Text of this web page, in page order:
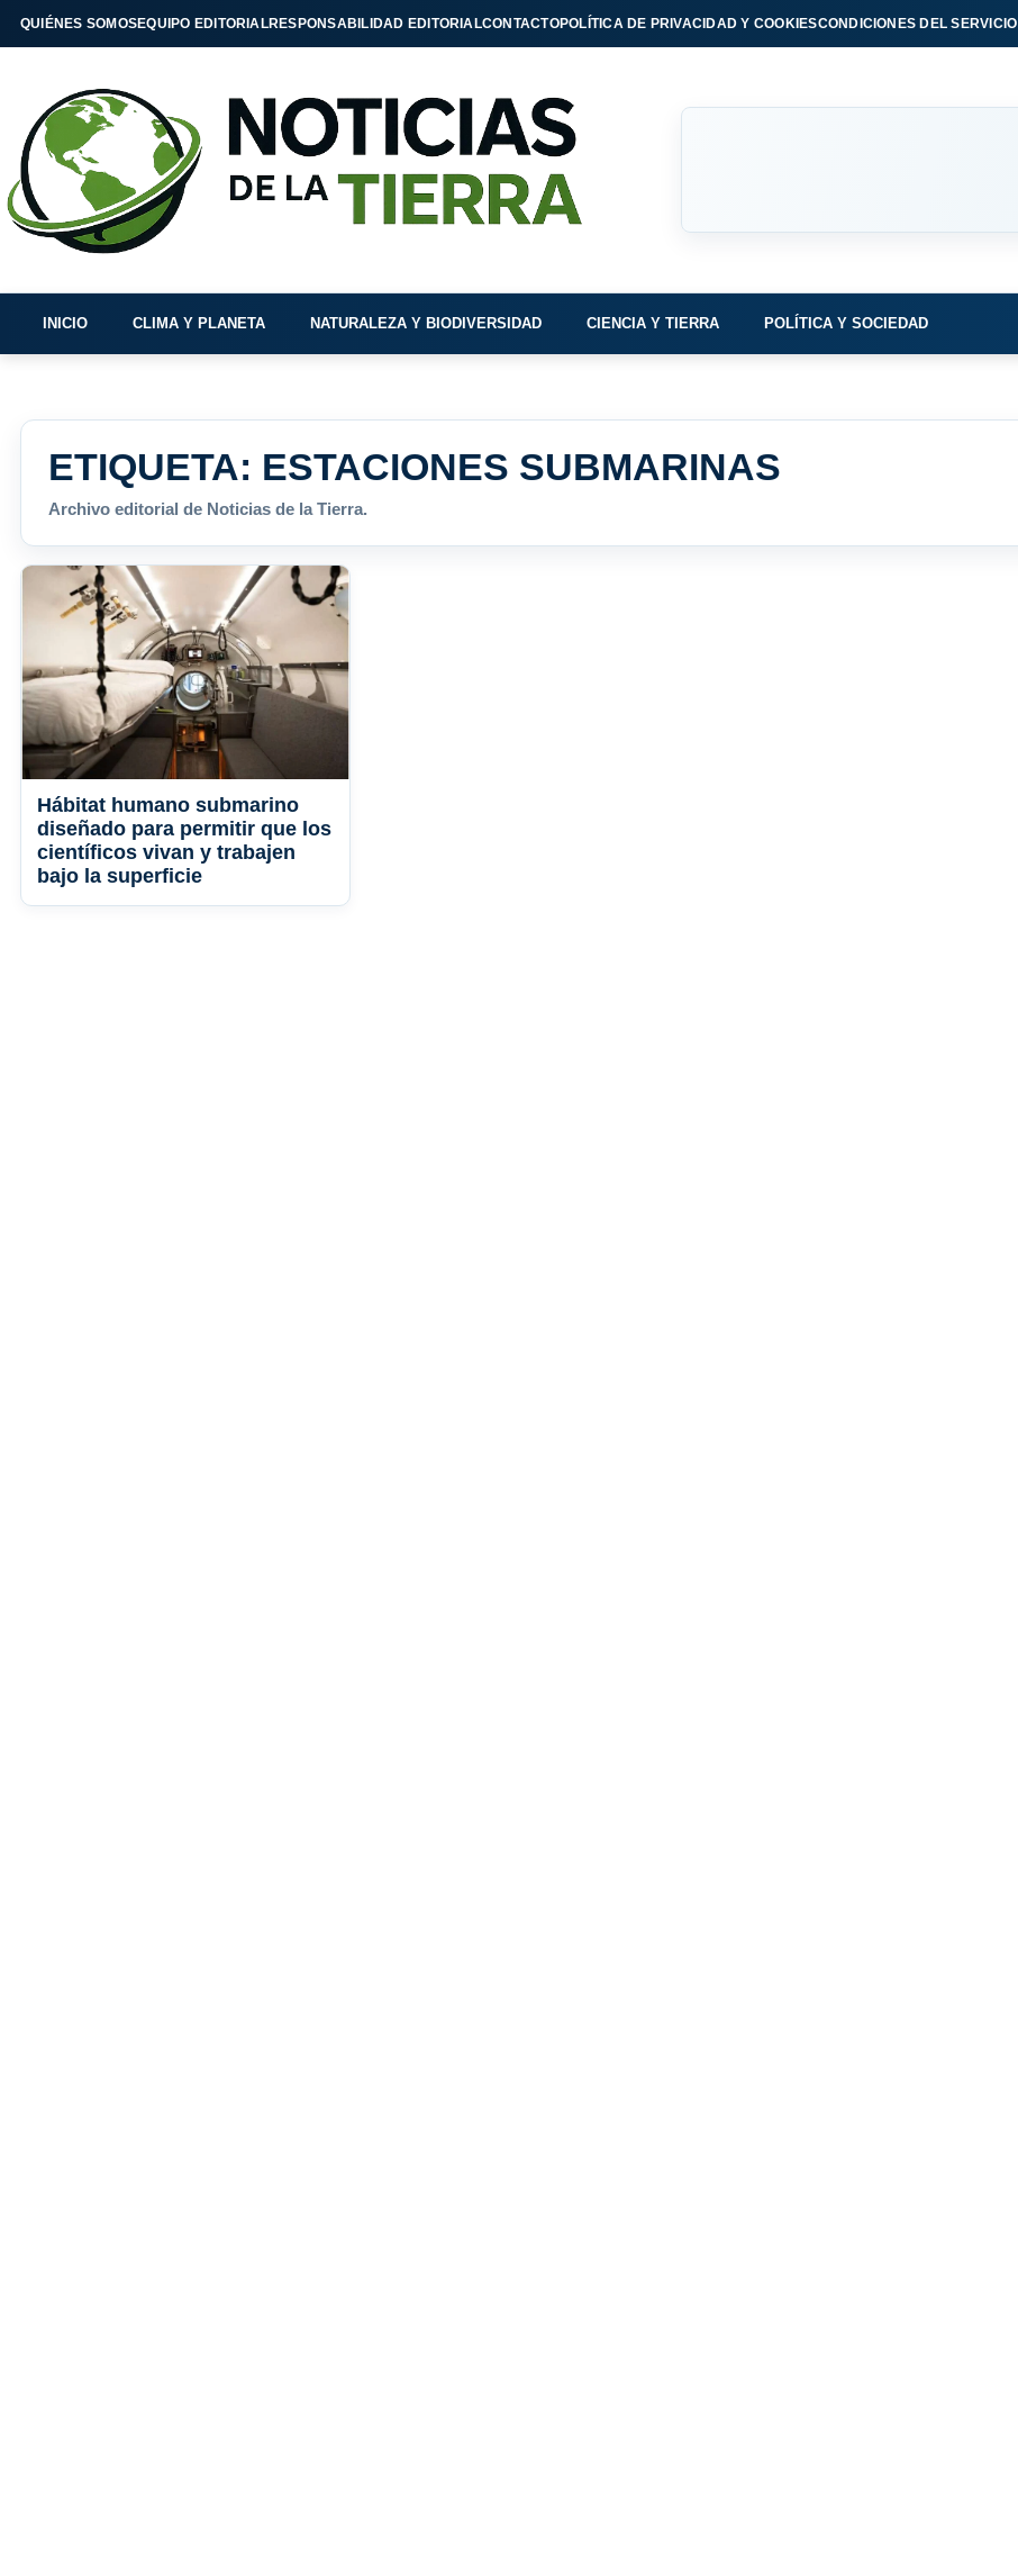
QUIÉNES SOMOSEQUIPO EDITORIALRESPONSABILIDAD EDITORIALCONTACTOPOLÍTICA DE PRIVACIDAD Y COOKIESCONDICIONES DEL SERVICIO
INICIO CLIMA Y PLANETA NATURALEZA Y BIODIVERSIDAD CIENCIA Y TIERRA POLÍTICA Y SOCIEDAD
ETIQUETA: ESTACIONES SUBMARINAS
Archivo editorial de Noticias de la Tierra.
Hábitat humano submarino
diseñado para permitir que los
científicos vivan y trabajen
bajo la superficie